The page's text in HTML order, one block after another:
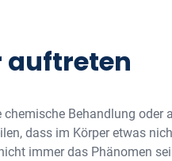
auftreten
Behandlung oder
dass im Körper etwas
immer das Phänomen